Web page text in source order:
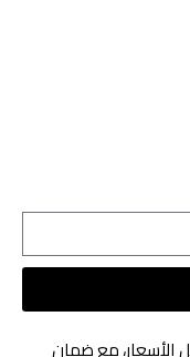
الأسعار، مع ضمان